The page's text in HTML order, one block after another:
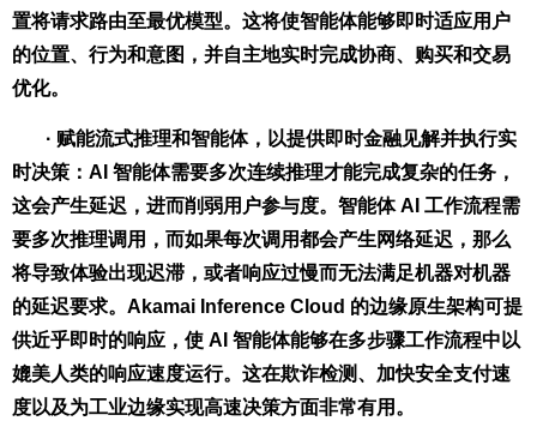
置将请求路由至最优模型。这将使智能体能够即时适应用户
的位置、行为和意图，并自主地实时完成协商、购买和交易
优化。
· 赋能流式推理和智能体，以提供即时金融见解并执行实
时决策：AI 智能体需要多次连续推理才能完成复杂的任务，
这会产生延迟，进而削弱用户参与度。智能体 AI 工作流程需
要多次推理调用，而如果每次调用都会产生网络延迟，那么
将导致体验出现迟滞，或者响应过慢而无法满足机器对机器
的延迟要求。Akamai Inference Cloud 的边缘原生架构可提
供近乎即时的响应，使 AI 智能体能够在多步骤工作流程中以
媲美人类的响应速度运行。这在欺诈检测、加快安全支付速
度以及为工业边缘实现高速决策方面非常有用。